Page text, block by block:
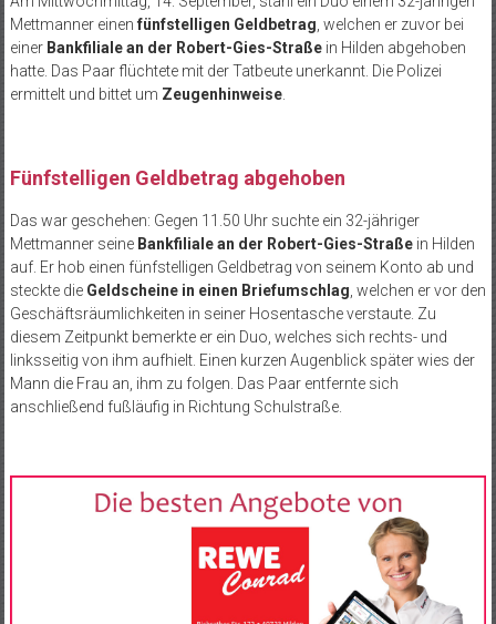
Mettmanner einen fünfstelligen Geldbetrag , welchen er zuvor bei
einer Bankfiliale an der Robert-Gies-Straßein Hilden abgehoben
hatte. Das Paar flüchtete mit der Tatbeute unerkannt. Die Polizei
ermittelt und bittet um Zeugenhinweise.
Fünfstelligen Geldbetrag abgehoben
Das war geschehen: Gegen 11.50 Uhr suchte ein 32-jähriger
Mettmanner seine Bankfiliale an der Robert-Gies-Straßein Hilden
auf. Er hob einen fünfstelligen Geldbetrag von seinem Konto ab und
steckte die Geldscheine in einen Briefumschlag , welchen er vor den
Geschäftsräumlichkeiten in seiner Hosentasche verstaute. Zu
diesem Zeitpunkt bemerkte er ein Duo, welches sich rechts- und
linksseitig von ihm aufhielt. Einen kurzen Augenblick später wies der
Mann die Frau an, ihm zu folgen. Das Paar entfernte sich
anschließend fußläufig in Richtung Schulstraße.